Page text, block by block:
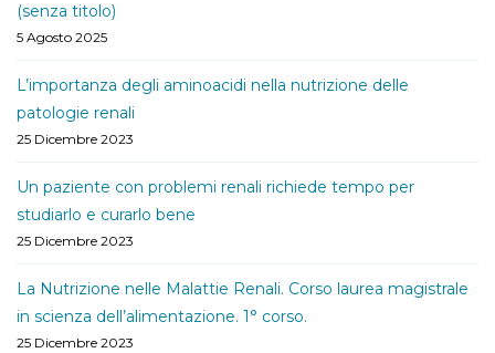
(senza titolo)
5 Agosto 2025
L’importanza degli aminoacidi nella nutrizione delle
patologie renali
25 Dicembre 2023
Un paziente con problemi renali richiede tempo per
studiarlo e curarlo bene
25 Dicembre 2023
La Nutrizione nelle Malattie Renali. Corso laurea magistrale
in scienza dell’alimentazione. 1° corso.
25 Dicembre 2023